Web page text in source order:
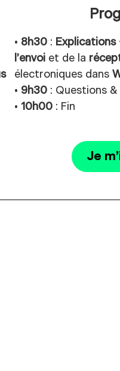
• 8h30 : Explications
l’envoi et de la
électroniques dans
• 9h30 : Questions
• 10h00 : Fin
Je